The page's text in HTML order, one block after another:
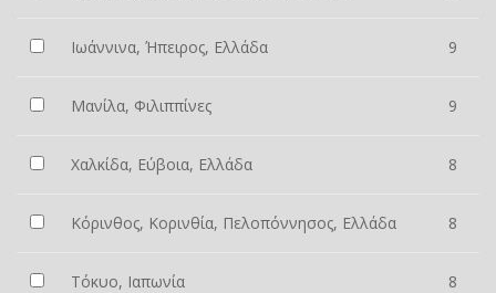
Ιωάννινα, Ήπειρος, Ελλάδα 9
Μανίλα, Φιλιππίνες 9
Χαλκίδα, Εύβοια, Ελλάδα 8
Κόρινθος, Κορινθία, Πελοπόννησος, Ελλάδα 8
Τόκυο, Ιαπωνία 8